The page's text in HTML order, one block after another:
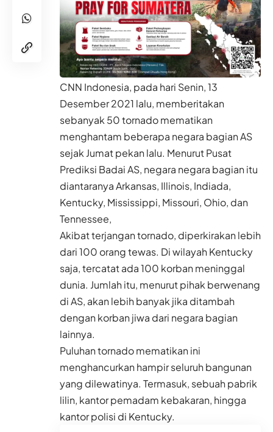
CNN Indonesia, pada hari Senin, 13
Desember 2021 lalu, memberitakan
sebanyak 50 tornado mematikan
menghantam beberapa negara bagian AS
sejak Jumat pekan lalu. Menurut Pusat
Prediksi Badai AS, negara negara bagian itu
diantaranya Arkansas, Illinois, Indiada,
Kentucky, Mississippi, Missouri, Ohio, dan
Tennessee,
Akibat terjangan tornado, diperkirakan lebih
dari 100 orang tewas. Di wilayah Kentucky
saja, tercatat ada 100 korban meninggal
dunia. Jumlah itu, menurut pihak berwenang
di AS, akan lebih banyak jika ditambah
dengan korban jiwa dari negara bagian
lainnya.
Puluhan tornado mematikan ini
menghancurkan hampir seluruh bangunan
yang dilewatinya. Termasuk, sebuah pabrik
lilin, kantor pemadam kebakaran, hingga
kantor polisi di Kentucky.